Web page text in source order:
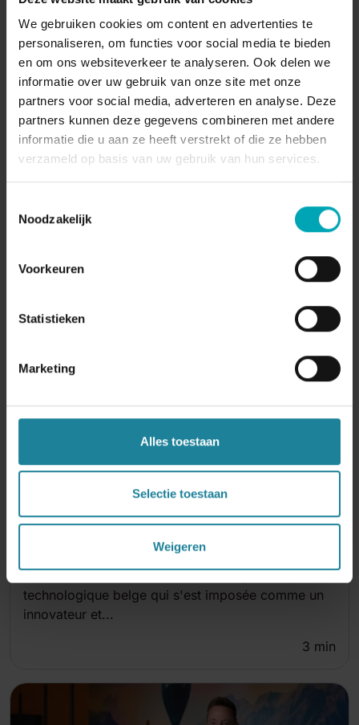
We gebruiken cookies om content en advertenties te
personaliseren, om functies voor social media te bieden
en om ons websiteverkeer te analyseren. Ook delen we
informatie over uw gebruik van onze site met onze
partners voor social media, adverteren en analyse. Deze
partners kunnen deze gegevens combineren met andere
informatie die u aan ze heeft verstrekt of die ze hebben
verzameld op basis van uw gebruik van hun services.
Noodzakelijk
Voorkeuren
Statistieken
Marketing
Alles toestaan
Selectie toestaan
Weigeren
ADMIN | 2026-01-26
Téléphonie — la couche opérationnelle que la
plupart des usines...
La transition silencieuse qui reconfigure la
collaboration des équipes de production Entrez
aujourd’hui sur presque...
5 min
Zaventem, le 6 octobre 2025 – Dstny, l'entreprise
technologique belge qui s'est imposée comme un
innovateur et...
3 min